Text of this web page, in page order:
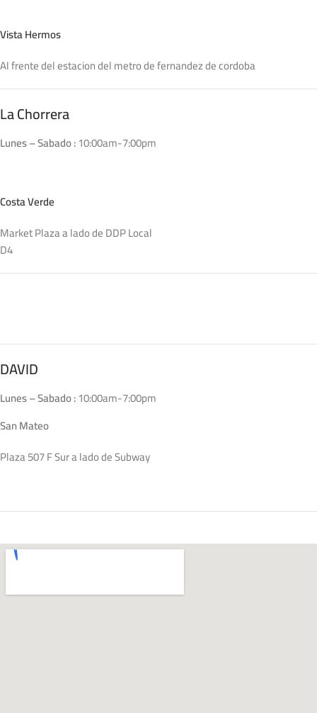
Vista Hermos
Al frente del estacion del metro de fernandez de cordoba
La Chorrera
Lunes – Sabado :10:00am-7:00pm
Costa Verde
Market Plaza a lado de DDP Local
D4
DAVID
Lunes – Sabado :10:00am-7:00pm
San Mateo
Plaza 507 F Sur a lado de Subway